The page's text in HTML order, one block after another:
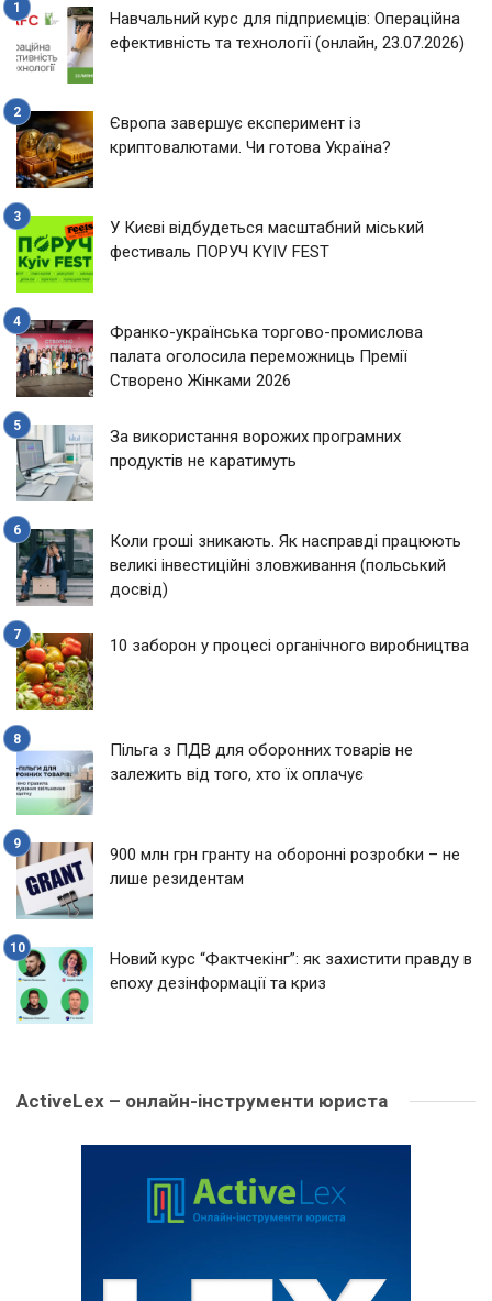
Навчальний курс для підприємців: Операційна
ефективність та технології (онлайн, 23.07.2026)
Європа завершує експеримент із
криптовалютами. Чи готова Україна?
У Києві відбудеться масштабний міський
фестиваль ПОРУЧ KYIV FEST
Франко-українська торгово-промислова
палата оголосила переможниць Премії
Створено Жінками 2026
За використання ворожих програмних
продуктів не каратимуть
Коли гроші зникають. Як насправді працюють
великі інвестиційні зловживання (польський
досвід)
10 заборон у процесі органічного виробництва
Пільга з ПДВ для оборонних товарів не
залежить від того, хто їх оплачує
900 млн грн гранту на оборонні розробки – не
лише резидентам
Новий курс “Фактчекінг”: як захистити правду в
епоху дезінформації та криз
ActiveLex – онлайн-інструменти юриста